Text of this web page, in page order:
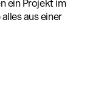
ein Projekt im
aus einer